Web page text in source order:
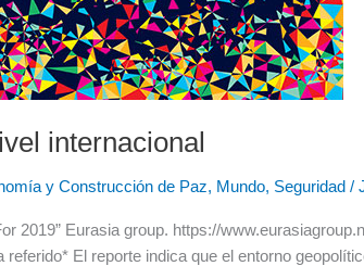
internacional
y Construcción de Paz, Mundo, Seguridad /
2019” Eurasia group. https://
El reporte indica que el entorno